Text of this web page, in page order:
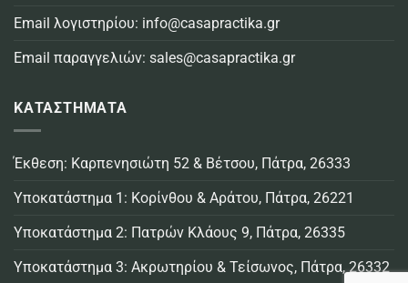
Email λογιστηρίου: info@casapractika.gr
Email παραγγελιών: sales@casapractika.gr
ΚΑΤΑΣΤΗΜΑΤΑ
Έκθεση: Καρπενησιώτη 52 & Βέτσου, Πάτρα, 26333
Υποκατάστημα 1: Κορίνθου & Αράτου, Πάτρα, 26221
Υποκατάστημα 2: Πατρών Κλάους 9, Πάτρα, 26335
Υποκατάστημα 3: Ακρωτηρίου & Τείσωνος, Πάτρα, 26332